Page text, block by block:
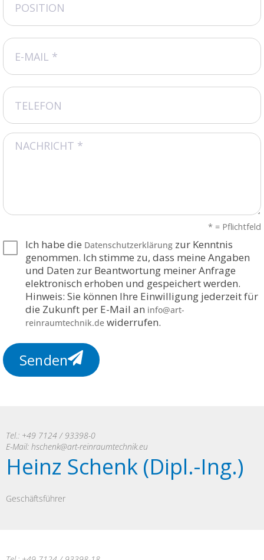
* = Pflichtfeld‍‍
Ich habe die Datenschutzerklärungzur Kenntnis
genommen. Ich stimme zu, dass meine Angaben
und Daten zur Beantwortung meiner Anfrage
elektronisch erhoben und gespeichert werden.
Hinweis: Sie können Ihre Einwilligung jederzeit für
die Zukunft per E-Mail an info@art-
reinraumtechnik.dewiderrufen.
Senden
Tel.: +49 7124 / 93398-0
E-Mail: hschenk@art-reinraumtechnik.eu
Heinz Schenk (Dipl.-Ing.)
Geschäftsführer